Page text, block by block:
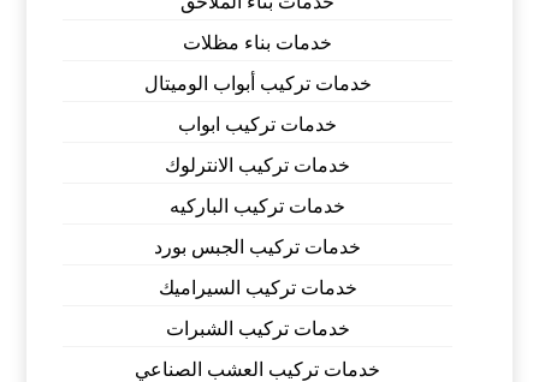
خدمات بناء مظلات
خدمات تركيب أبواب الوميتال
خدمات تركيب ابواب
خدمات تركيب الانترلوك
خدمات تركيب الباركيه
خدمات تركيب الجبس بورد
خدمات تركيب السيراميك
خدمات تركيب الشبرات
خدمات تركيب العشب الصناعي